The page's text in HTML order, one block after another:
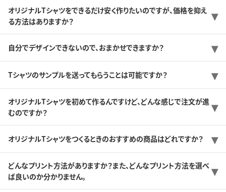
オリジナルTシャツをできるだけ安く作りたいのですが、価格を抑え
る方法はありますか？
自分でデザインできないので、おまかせできますか？
Tシャツのサンプルを送ってもらうことは可能ですか？
オリジナルTシャツを初めて作るんですけど、どんな感じで注文が進
むのですか？
オリジナルTシャツをつくるときのおすすめの商品はどれですか？
どんなプリント方法がありますか？また、どんなプリント方法を選べ
ば良いのか分かりません。